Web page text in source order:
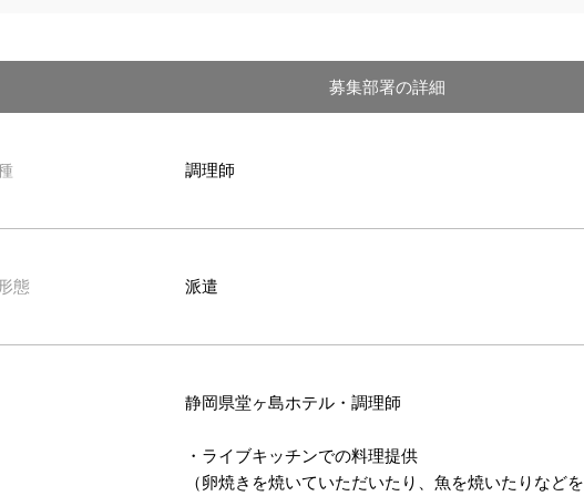
募集部署の詳細
調理師
態 派遣
静岡県堂ヶ島ホテル・調理師
・ライブキッチンでの料理提供
（卵焼きを焼いていただいたり、魚を焼いたりなど